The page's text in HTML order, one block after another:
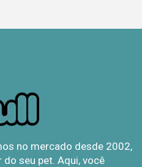
no mercado desde 2002,
seu pet. Aqui, você